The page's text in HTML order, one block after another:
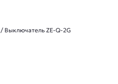
/ Выключатель ZE-Q-2G